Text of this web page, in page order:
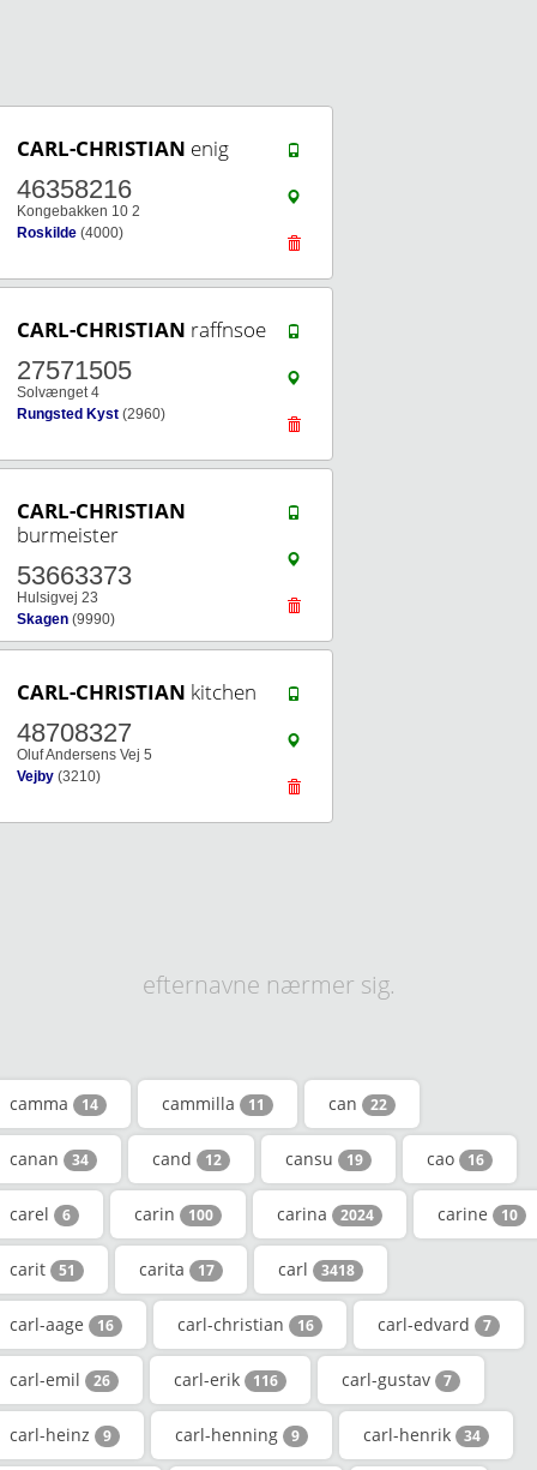
CARL-CHRISTIAN enig
46358216
Kongebakken 10 2
Roskilde (4000)
CARL-CHRISTIAN raffnsoe
27571505
Solvænget 4
Rungsted Kyst (2960)
CARL-CHRISTIAN
burmeister
53663373
Hulsigvej 23
Skagen (9990)
CARL-CHRISTIAN kitchen
48708327
Oluf Andersens Vej 5
Vejby (3210)
efternavne nærmer sig.
camma 14 cammilla 11 can 22
canan 34 cand 12 cansu 19 cao 16
carel 6 carin 100 carina 2024 carine 10
carit 51 carita 17 carl 3418
carl-aage 16 carl-christian 16 carl-edvard 7
carl-emil 26 carl-erik 116 carl-gustav 7
carl-heinz 9 carl-henning 9 carl-henrik 34